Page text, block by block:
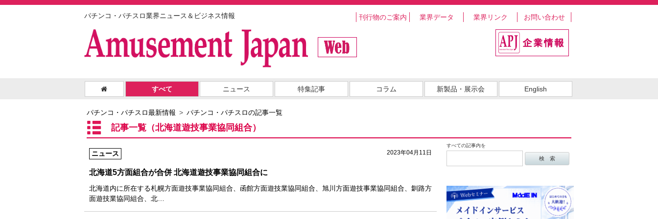
パチンコ・パチスロ業界ニュース＆ビジネス情報 刊行物のご案内 業界データ 業界リンク お問い合わせ
すべて ニュース 特集記事 コラム 新製品・展示会 English
パチンコ・パチスロ最新情報 パチンコ・パチスロの記事一覧
記事一覧（北海道遊技事業協同組合）
すべての記事内を
2023年04月11日
ニュース
北海道5方面組合が合併 北海道遊技事業協同組合に
北海道内に所在する札幌方面遊技事業協同組合、函館方面遊技業協同組合、旭川方面遊技事業協同組合、釧路方
面遊技業協同組合、北…